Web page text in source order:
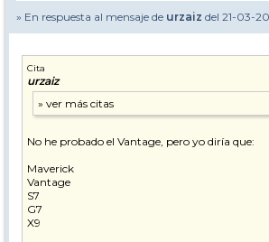
» En respuesta al mensaje de urzaiz del 21-03-
Cita
urzaiz
No he probado el Vantage, pero yo diría que:
Maverick
Vantage
S7
G7
X9